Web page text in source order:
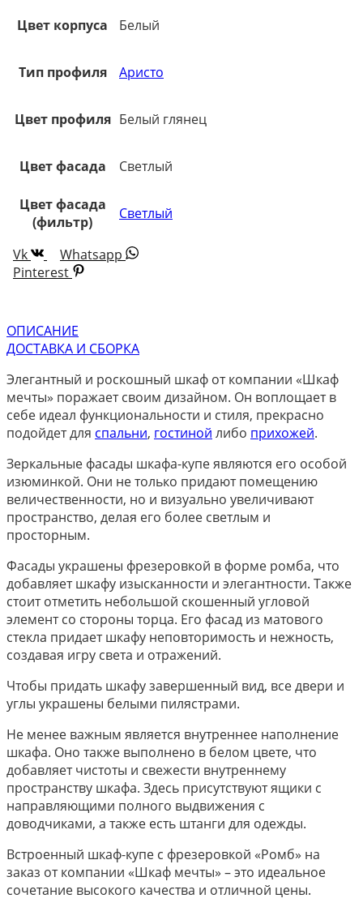
Цвет корпуса Белый
Тип профиля Аристо
Цвет профиля Белый глянец
Цвет фасада Светлый
Цвет фасада
(фильтр)
Светлый
Vk
Whatsapp
Pinterest
ОПИСАНИЕ
ДОСТАВКА И СБОРКА
Элегантный и роскошный шкаф от компании «Шкаф
мечты» поражает своим дизайном. Он воплощает в
себе идеал функциональности и стиля, прекрасно
подойдет для спальни, гостиной либо прихожей.
Зеркальные фасады шкафа-купе являются его особой
изюминкой. Они не только придают помещению
величественности, но и визуально увеличивают
пространство, делая его более светлым и
просторным.
Фасады украшены фрезеровкой в форме ромба, что
добавляет шкафу изысканности и элегантности. Также
стоит отметить небольшой скошенный угловой
элемент со стороны торца. Его фасад из матового
стекла придает шкафу неповторимость и нежность,
создавая игру света и отражений.
Чтобы придать шкафу завершенный вид, все двери и
углы украшены белыми пилястрами.
Не менее важным является внутреннее наполнение
шкафа. Оно также выполнено в белом цвете, что
добавляет чистоты и свежести внутреннему
пространству шкафа. Здесь присутствуют ящики с
направляющими полного выдвижения с
доводчиками, а также есть штанги для одежды.
Встроенный шкаф-купе с фрезеровкой «Ромб» на
заказ от компании «Шкаф мечты» – это идеальное
сочетание высокого качества и отличной цены.